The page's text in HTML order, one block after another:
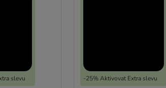
slevu -25% Aktivovat Extra slevu